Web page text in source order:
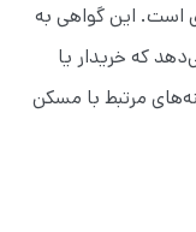
است. این گواهی به
که خریدار یا
مرتبط با مسکن